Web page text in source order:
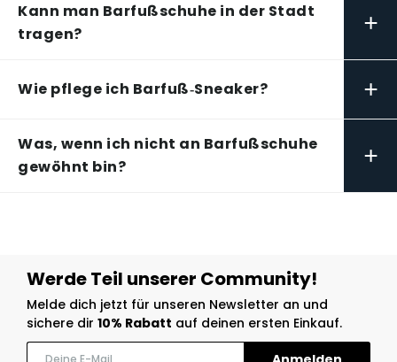
Kann man Barfußschuhe in der Stadt
tragen?
+
Wie pflege ich Barfuß‑Sneaker? +
Was, wenn ich nicht an Barfußschuhe
gewöhnt bin?
+
Werde Teil unserer Community!
Melde dich jetzt für unseren Newsletter an und
sichere dir 10% Rabatt auf deinen ersten Einkauf.